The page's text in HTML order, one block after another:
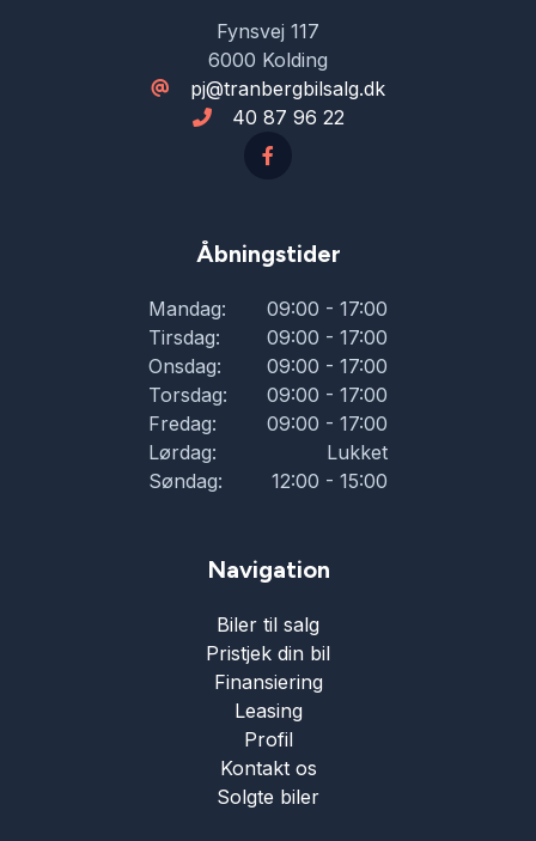
Fynsvej 117
6000 Kolding
pj@tranbergbilsalg.dk
40 87 96 22
Åbningstider
Mandag:
09:00 - 17:00
Tirsdag:
09:00 - 17:00
Onsdag:
09:00 - 17:00
Torsdag:
09:00 - 17:00
Fredag:
09:00 - 17:00
Lørdag:
Lukket
Søndag:
12:00 - 15:00
Navigation
Biler til salg
Pristjek din bil
Finansiering
Leasing
Profil
Kontakt os
Solgte biler